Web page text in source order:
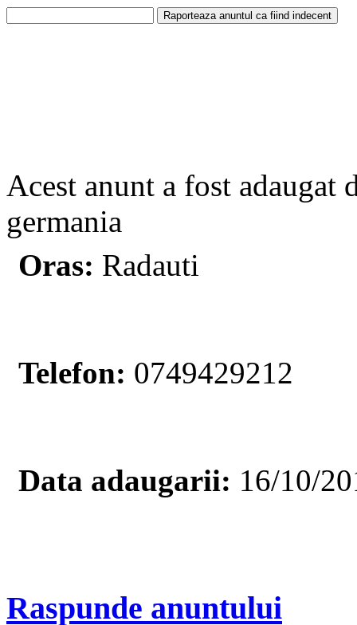
Acest anunt a fost adaugat
germania
Oras: Radauti
Telefon: 0749429212
Data adaugarii: 16/10/
Raspunde anuntului